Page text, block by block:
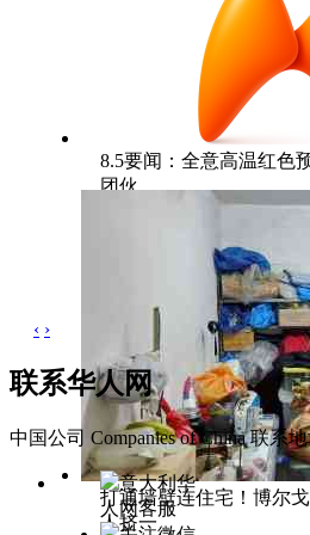
8.5要闻：全意高温红色
团伙
打通墙壁连住宅！博尔
人挤一
‹ ›
联系华人网
中国公司 Companies of China 联系
意大利华
人网客服